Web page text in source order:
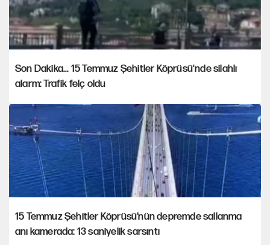
Son Dakika... 15 Temmuz Şehitler Köprüsü'nde silahlı
alarm: Trafik felç oldu
15 Temmuz Şehitler Köprüsü’nün depremde sallanma
anı kamerada: 13 saniyelik sarsıntı